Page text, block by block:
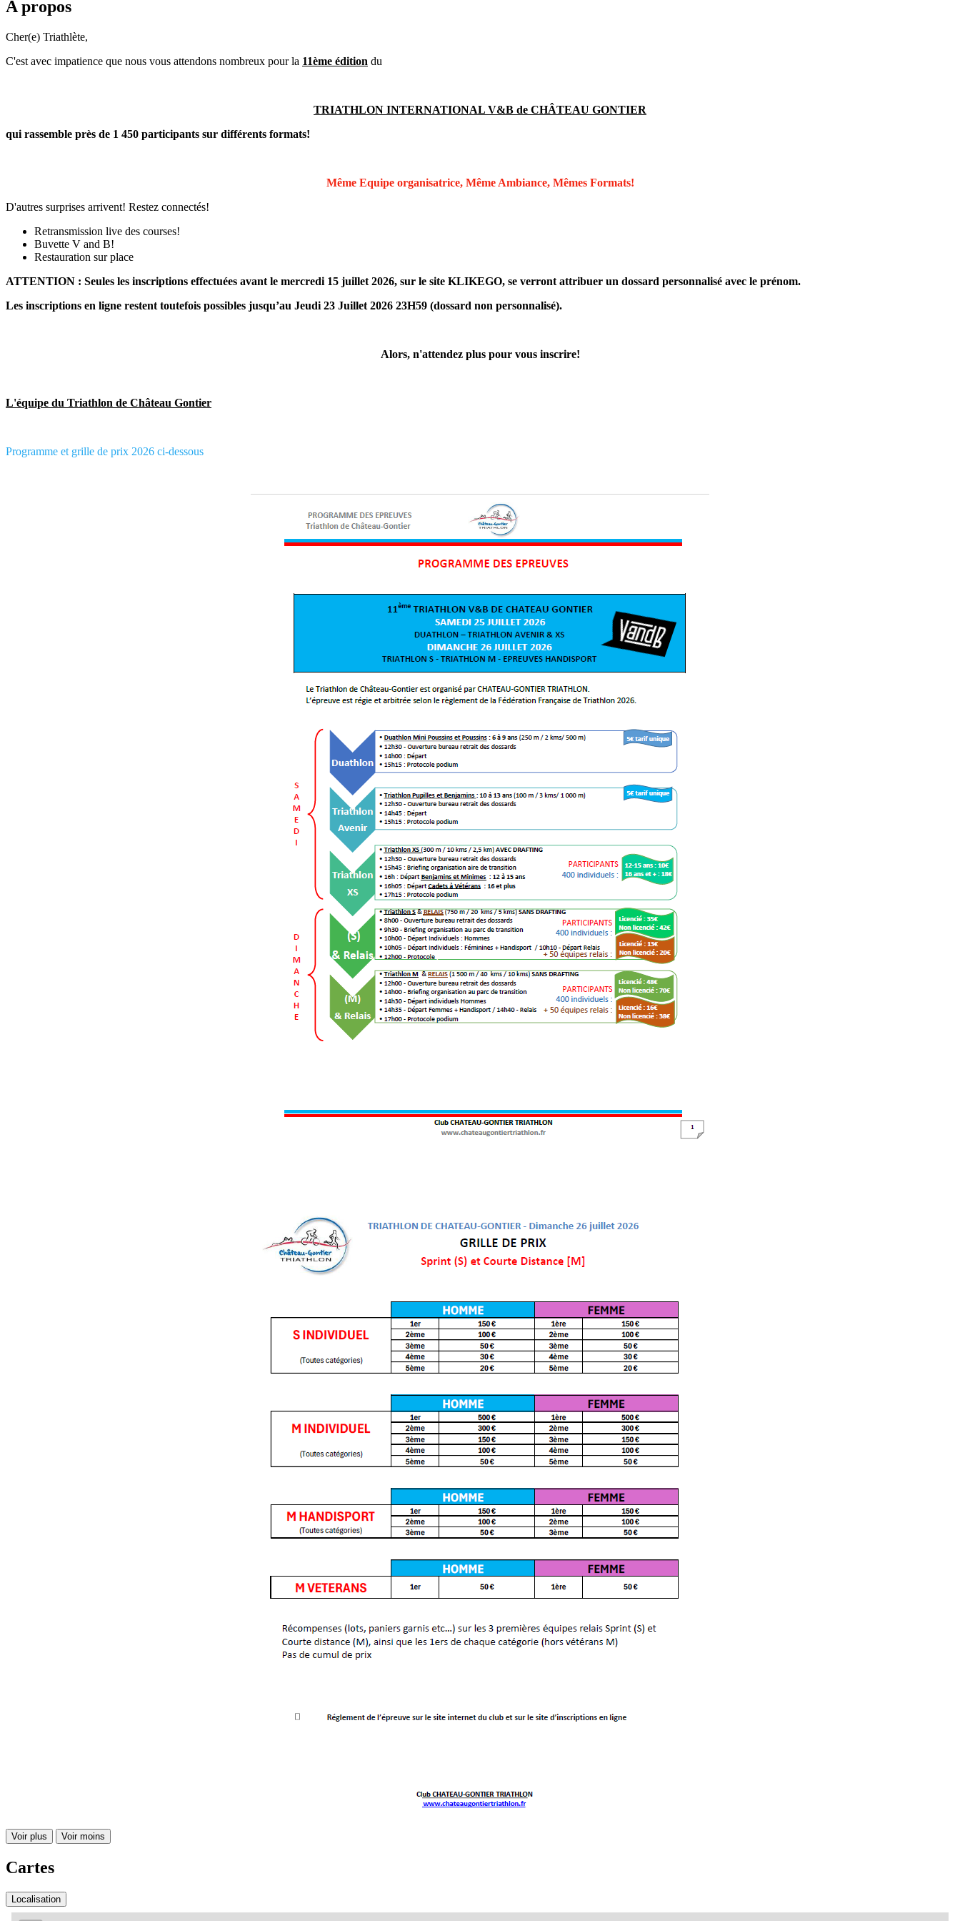
A propos
Cher(e) Triathlète,
C'est avec impatience que nous vous attendons nombreux pour la 11ème édition du
TRIATHLON INTERNATIONAL V&B de CHÂTEAU GONTIER
qui rassemble près de 1 450 participants sur différents formats!
Même Equipe organisatrice, Même Ambiance, Mêmes Formats!
D'autres surprises arrivent! Restez connectés!
Retransmission live des courses!
Buvette V and B!
Restauration sur place
ATTENTION : Seules les inscriptions effectuées avant le mercredi 15 juillet 2026, sur le site KLIKEGO, se verront attribuer un dossard personnalisé avec le prénom.
Les inscriptions en ligne restent toutefois possibles jusqu’au Jeudi 23 Juillet 2026 23H59 (dossard non personnalisé).
Alors, n'attendez plus pour vous inscrire!
L'équipe du Triathlon de Château Gontier
Programme et grille de prix 2026 ci-dessous
Voir plus Voir moins
Cartes
Localisation